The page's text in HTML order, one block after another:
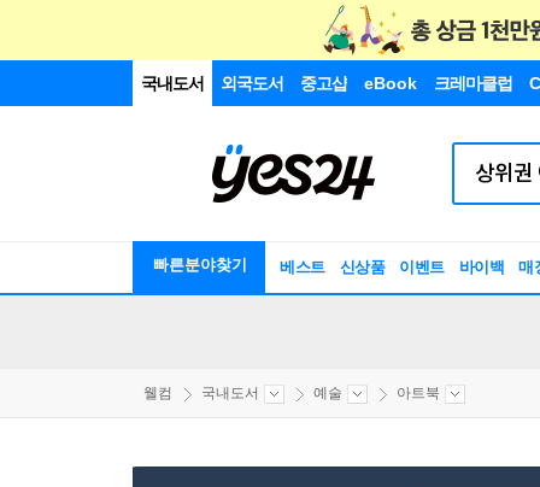
국내도서 외국도서 중고샵 eBook 크레마클럽
빠른분야찾기 베스트 신상품 이벤트 바이백 매
웰컴 국내도서 예술 아트북